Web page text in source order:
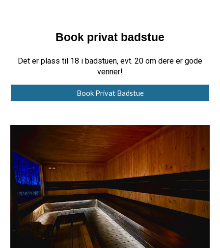
Book privat badstue
Det er plass til 18 i badstuen, evt. 20 om dere er gode
venner!
Book Privat Badstue